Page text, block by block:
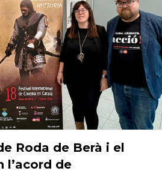
Roda de Berà i el
l’acord de